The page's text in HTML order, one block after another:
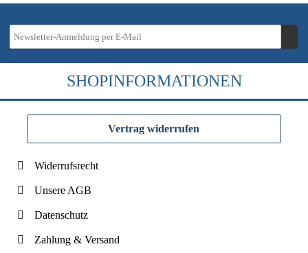
SHOPINFORMATIONEN
Vertrag widerrufen
Widerrufsrecht
Unsere AGB
Datenschutz
Zahlung & Versand